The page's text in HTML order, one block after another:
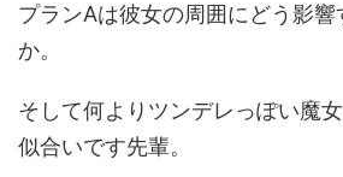
プランAは彼女の周囲にどう影響
か。
そして何よりツンデレっぽい魔
似合いです先輩。